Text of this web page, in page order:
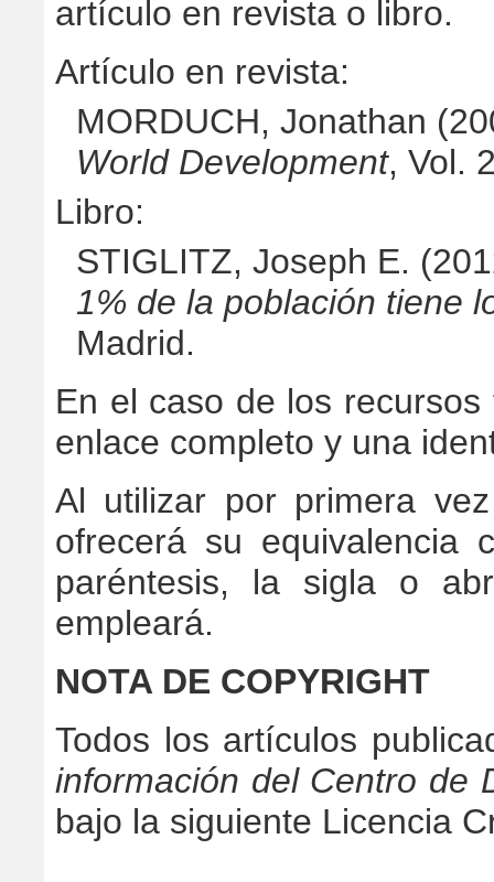
artículo en revista o libro.
Artículo en revista:
MORDUCH, Jonathan
World Development, Vol.
Libro:
STIGLITZ, Joseph E.
1% de la población tiene
Madrid.
En el caso de los
enlace completo y una
Al utilizar por primera
ofrecerá su equivalencia
paréntesis, la sigla o
empleará.
NOTA DE COPYRIGHT
Todos los artículos
información del Centro de
bajo la siguiente Licencia